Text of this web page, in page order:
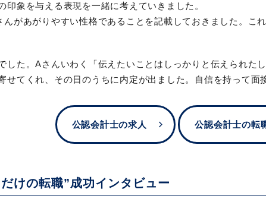
象を与える表現を一緒に考えていきました。
があがりやすい性格であることを記載しておきました。こ
した。Aさんいわく「伝えたいことはしっかりと伝えられた
せてくれ、その日のうちに内定が出ました。自信を持って面
公認会計士の求人 公認会計士の転
けの転職”成功インタビュー